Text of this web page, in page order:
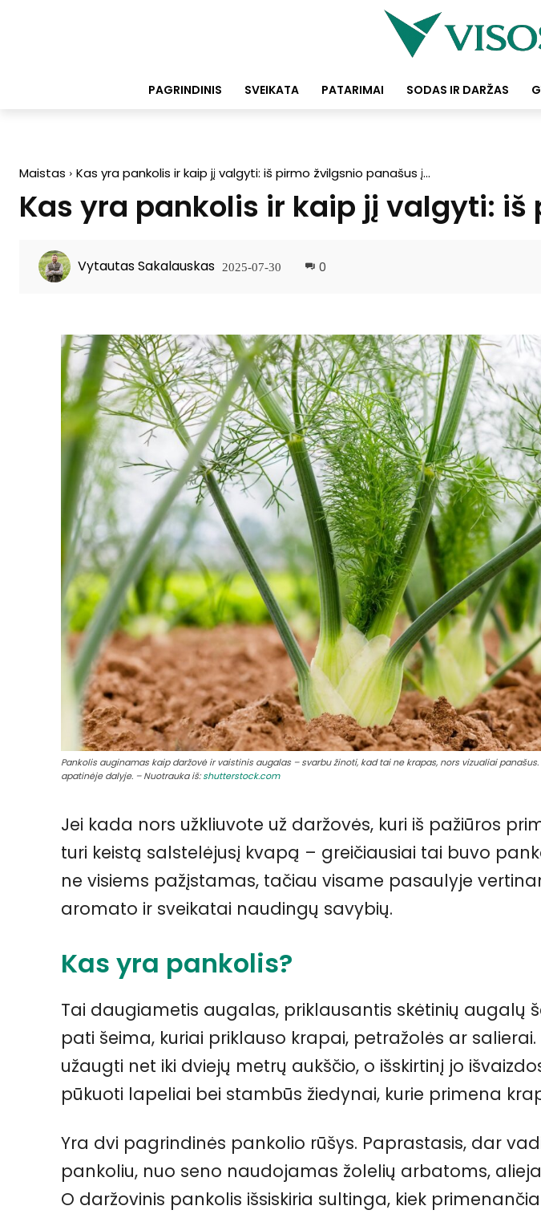
PAGRINDINIS SVEIKATA PATARIMAI SODAS IR DARŽAS
Maistas Kas yra pankolis ir kaip jį valgyti: iš pirmo žvilgsnio panašus į...
Kas yra pankolis ir kaip jį valgyti:
Vytautas Sakalauskas 2025-07-30 0
Pankolis auginamas kaip daržovė ir vaistinis augalas – svarbu žinoti, kad tai ne krapas, nors vizualiai
apatinėje dalyje. – Nuotrauka iš:shutterstock.com
Jei kada nors užkliuvote už daržovės, kuri iš pažiūros
turi keistą salstelėjusį kvapą – greičiausiai tai buvo
ne visiems pažįstamas, tačiau visame pasaulyje
aromato ir sveikatai naudingų savybių.
Kas yra pankolis?
Tai daugiametis augalas, priklausantis skėtinių augalų
pati šeima, kuriai priklauso krapai, petražolės ar
užaugti net iki dviejų metrų aukščio, o išskirtinį jo
pūkuoti lapeliai bei stambūs žiedynai, kurie primena
Yra dvi pagrindinės pankolio rūšys. Paprastasis, dar
pankoliu, nuo seno naudojamas žolelių arbatoms,
O daržovinis pankolis išsiskiria sultinga, kiek